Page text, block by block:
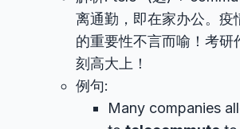
离通勤，即在家办公。疫
的重要性不言而喻！考研
刻高大上！
例句:
Many companies